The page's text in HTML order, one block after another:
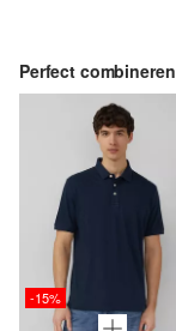
Perfect combineren
-15%